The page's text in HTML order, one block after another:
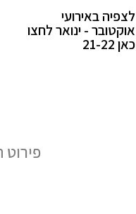
לצפיה באירועי
אוקטובר - ינואר לחצו
כאן 21-22
פירוט